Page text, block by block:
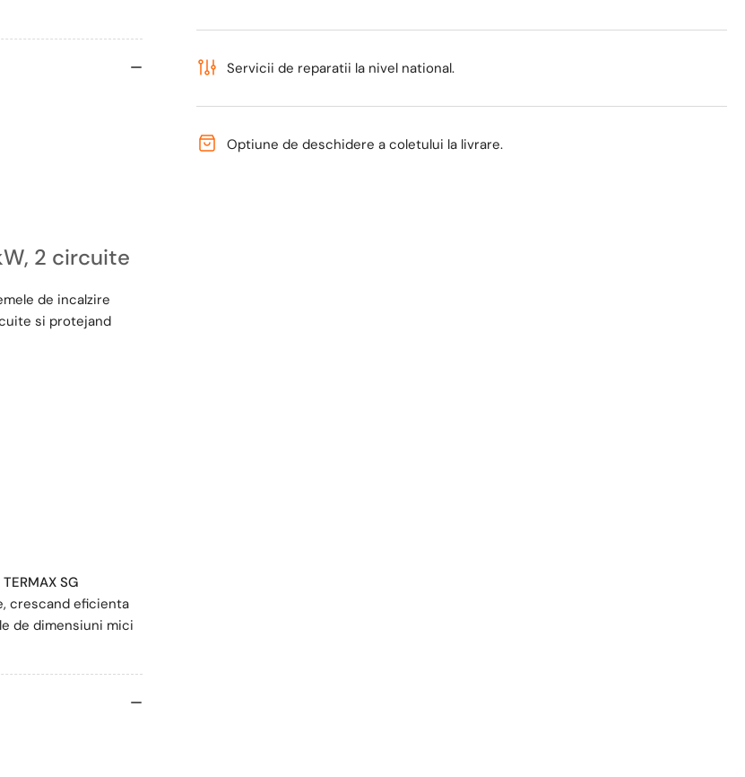
Servicii de reparatii la nivel national.
Optiune de deschidere a coletului la livrare.
2 circuite
de incalzire
si protejand
TERMAX SG
crescand eficienta
de dimensiuni mici